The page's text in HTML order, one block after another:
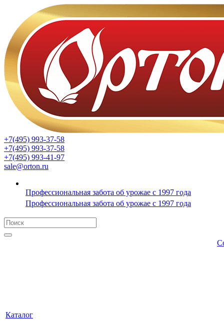
+7(495) 993-37-58
+7(495) 993-37-58
+7(495) 993-41-97
sale@orton.ru
Профессиональная забота об урожае с 1997 года
Профессиональная забота об урожае с 1997 года
Каталог